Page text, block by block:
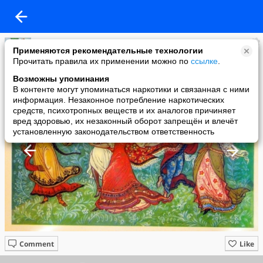
Применяются рекомендательные технологии
Прочитать правила их применении можно по ссылке
Возможны упоминания
В контенте могут упоминаться наркотики и связанная с ними
информация. Незаконное потребление наркотических
средств, психотропных веществ и их аналогов причиняет
вред здоровью, их незаконный оборот запрещён и влечёт
установленную законодательством ответственность
NT
added a photo
24 Dec в 21:02
Like
Comment